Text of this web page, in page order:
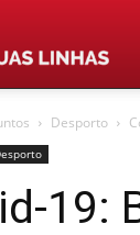
Desporto
19: